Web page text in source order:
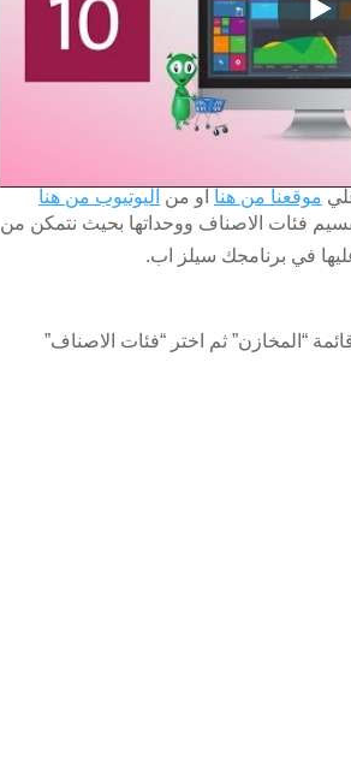
موقعنا من هنا او من اليوتيوب من هنا
فئات الاصناف ووحداتها بحيث نتمكن من
في برنامجك سيلز اب.